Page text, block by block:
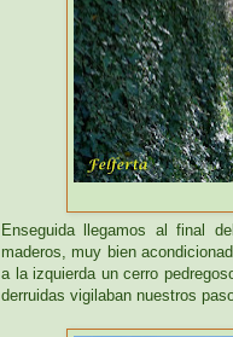
Enseguida llegamos al final
maderos, muy bien
a la izquierda un cerro
derruidas vigilaban nuestros